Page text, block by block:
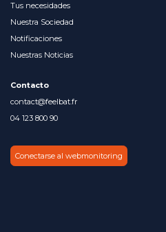
Tus necesidades
Nuestra Sociedad
Notificaciones
Nuestras Noticias
Contacto
contact@feelbat.fr
04 123 800 90
Conectarse al webmonitoring